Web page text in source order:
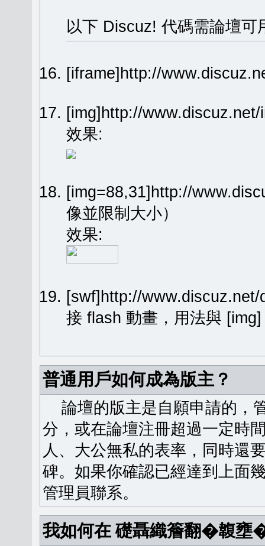
以下 Discuz! 代碼需論壇可
[iframe]http://
[img]http://
效果:
[img=88,31]http://
像並限制大小）
效果:
[swf]http://
接 flash 動畫，用法與
普通用戶如何成為版主？
論壇的版主是自願申請的，
分，或在論壇注冊超過一定時
人、大公無私的表率，同時還
碑。如果你確認已經達到上面
管理員聯系。
我如何在 礎聶織簷翻�䪖壅